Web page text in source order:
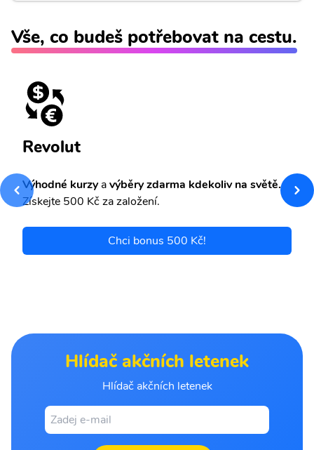
Vše, co budeš potřebovat na cestu.
Revolut
Výhodné kurzyavýběry zdarma kdekoliv na světě.
Získejte 500 Kč za založení.
Chci bonus 500 Kč!
Hlídač akčních letenek
Hlídač akčních letenek